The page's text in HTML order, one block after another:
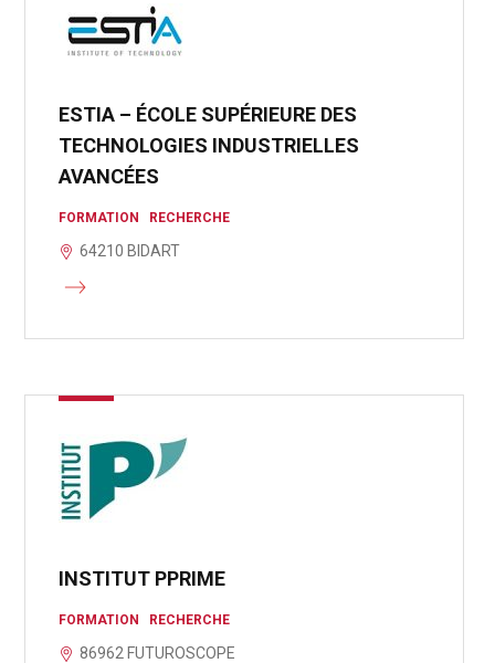
ESTIA – ÉCOLE SUPÉRIEURE DES
TECHNOLOGIES INDUSTRIELLES
AVANCÉES
FORMATION RECHERCHE
64210 BIDART
INSTITUT PPRIME
FORMATION RECHERCHE
86962 FUTUROSCOPE